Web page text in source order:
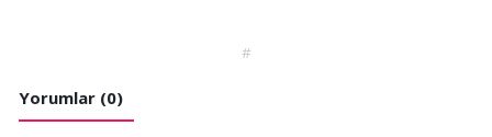
#
Yorumlar (0)